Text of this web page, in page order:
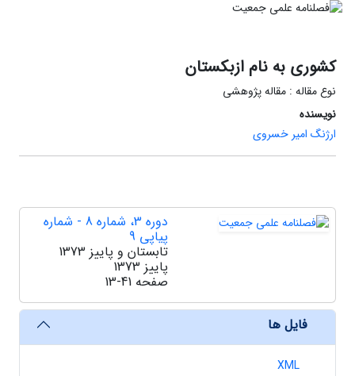
کشوری به نام ازبکستان
نوع مقاله : مقاله پژوهشی
نویسنده
ارژنگ امیر خسروی
دوره 3، شماره 8 - شماره
پیاپی 9
تابستان و پاییز 1373
پاییز 1373
صفحه 13-41
فایل ها
XML